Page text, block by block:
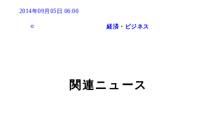
2014年09月05日 06:00
経済・ビジネス
関連ニュース